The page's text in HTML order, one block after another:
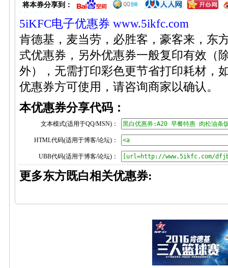
将本券分享到：
5iKFC电子优惠券 www.5ikfc.com
肯德基，麦当劳，必胜客，豪客来，东
式优惠券，另外优惠券一般复印有效（
外），无需打印彩色更节省打印耗材，
优惠券方可使用，请咨询商家以确认。
本优惠券分享代码：
文本模式(适用于QQ/MSN)：
HTML代码(适用于博客/论坛)：
UBB代码(适用于博客/论坛)：
更多东方既白相关优惠券: